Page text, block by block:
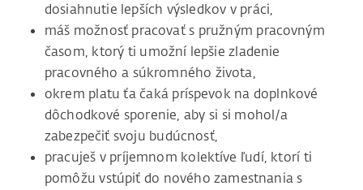
dosiahnutie lepších výsledkov v práci,
máš možnosť pracovať s pružným pracovným
časom, ktorý ti umožní lepšie zladenie
pracovného a súkromného života,
okrem platu ťa čaká príspevok na doplnkové
dôchodkové sporenie, aby si si mohol/a
zabezpečiť svoju budúcnosť,
pracuješ v príjemnom kolektíve ľudí, ktorí ti
pomôžu vstúpiť do nového zamestnania s